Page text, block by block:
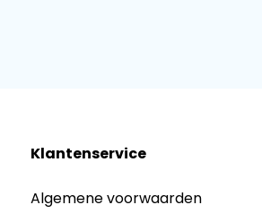
Pionnen: 2.8 x 1.8
Veel bouw- en speelplezier
Klantenservice
Algemene voorwaarden